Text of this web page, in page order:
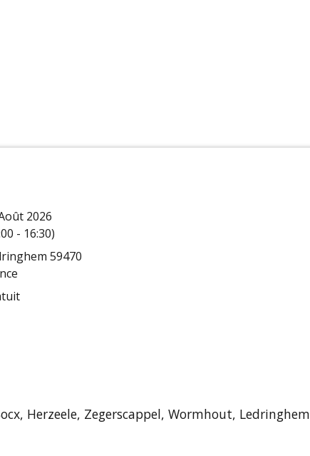
2026
- 16:30)
59470
Herzeele, Zegerscappel, Wormhout, Ledringhem